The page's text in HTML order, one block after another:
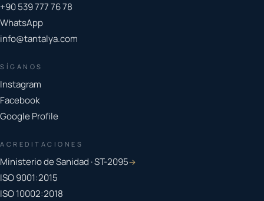
+90 539 777 76 78
WhatsApp
info@tantalya.com
SÍGANOS
Instagram
Facebook
Google Profile
ACREDITACIONES
Ministerio de Sanidad · ST-2095→
ISO 9001:2015
ISO 10002:2018